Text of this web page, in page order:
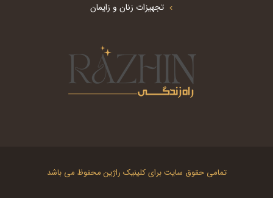
تجهیزات زنان و زایمان
تمامی حقوق سایت برای کلینیک راژین محفوظ می باشد